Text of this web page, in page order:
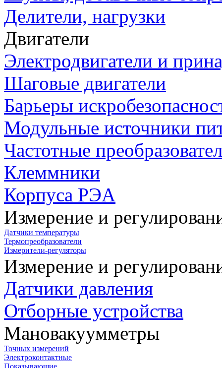
Делители, нагрузки
Двигатели
Электродвигатели и
Шаговые двигатели
Барьеры
Модульные источники
Частотные
Клеммники
Корпуса РЭА
Измерение и
Датчики температуры
Термопреобразователи
Измерители-регуляторы
Измерение и
Датчики давления
Отборные устройства
Мановакуумметры
Точных измерений
Электроконтактные